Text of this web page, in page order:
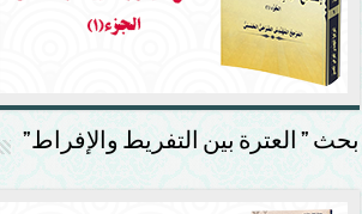
بحث ” العترة بين التفريط والإفراط”